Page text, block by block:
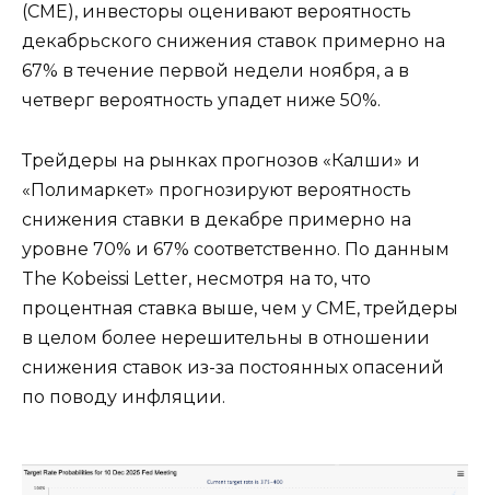
(CME), инвесторы оценивают вероятность
декабрьского снижения ставок примерно на
67% в течение первой недели ноября, а в
четверг вероятность упадет ниже 50%.
Трейдеры на рынках прогнозов «Калши» и
«Полимаркет» прогнозируют вероятность
снижения ставки в декабре примерно на
уровне 70% и 67% соответственно. По данным
The Kobeissi Letter, несмотря на то, что
процентная ставка выше, чем у CME, трейдеры
в целом более нерешительны в отношении
снижения ставок из-за постоянных опасений
по поводу инфляции.